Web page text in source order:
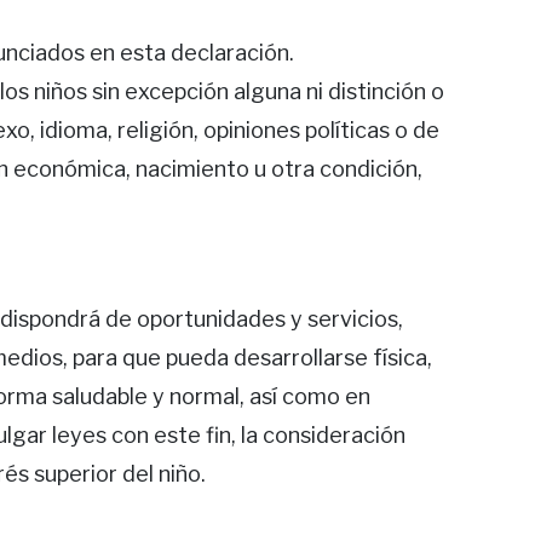
en esta declaración.
niños sin excepción alguna ni distinción o
idioma, religión, opiniones políticas o de
económica, nacimiento u otra condición,
de oportunidades y servicios,
para que pueda desarrollarse física,
saludable y normal, así como en
leyes con este fin, la consideración
superior del niño.